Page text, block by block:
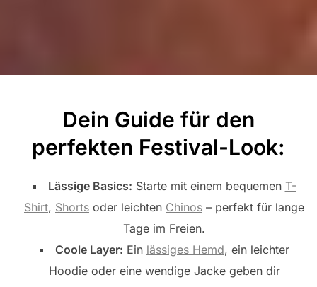
Dein Guide für den
perfekten Festival-Look:
Lässige Basics: Starte mit einem bequemen T-
Shirt, Shorts oder leichten Chinos – perfekt für lange
Tage im Freien.
Coole Layer: Ein lässiges Hemd, ein leichter
Hoodie oder eine wendige Jacke geben dir